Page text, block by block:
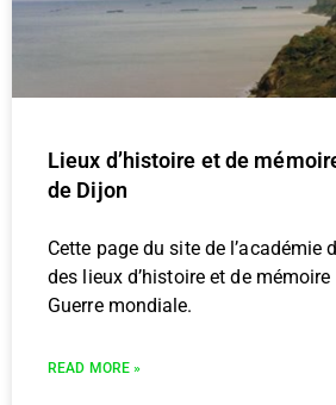
Lieux d’histoire et de
de Dijon
Cette page du site de l’académie
des lieux d’histoire et de
Guerre mondiale.
READ MORE »